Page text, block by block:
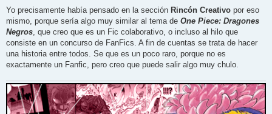
Yo precisamente había pensado en la sección Rincón Creativo por eso
mismo, porque sería algo muy similar al tema de One Piece: Dragones
Negros , que creo que es un Fic colaborativo, o incluso al hilo que
consiste en un concurso de FanFics. A fin de cuentas se trata de hacer
una historia entre todos. Se que es un poco raro, porque no es
exactamente un Fanfic, pero creo que puede salir algo muy chulo.